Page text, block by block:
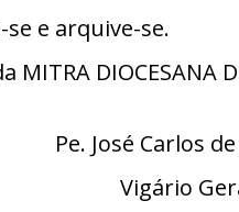
e arquive-se.
MITRA DIOCESANA
Pe. José Carlos
Vigário